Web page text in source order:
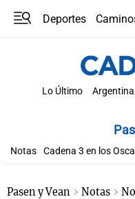
Deportes
Lo Último Argentina
Notas Cadena 3 en los
Pasen y Vean Notas